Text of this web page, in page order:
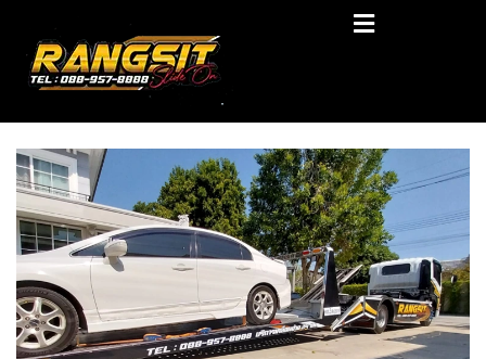
content
RANGSIT SlideON
รถยก168 รถสไลด์รังสิต รถสไลด์ ราคาถูก